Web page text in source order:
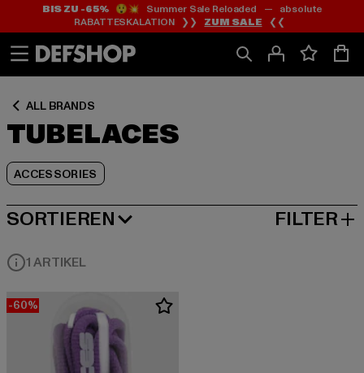
Zum
Inhalt
springen
Zum
Fußzeile
springen
BIS ZU -65%😲💥 Summer Sale Reloaded — absolute
RABATTESKALATION ❯❯ ZUM SALE ❮❮
ALL BRANDS
TUBELACES
ACCESSORIES
Zum
Produktraster
springen
SORTIEREN
BELIEBTESTE FILTER
1 ARTIKEL
-60%